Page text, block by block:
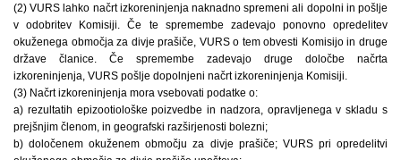
(2) VURS lahko načrt izkoreninjenja naknadno spremeni ali dopolni in pošlje
v odobritev Komisiji. Če te spremembe zadevajo ponovno opredelitev
okuženega območja za divje prašiče, VURS o tem obvesti Komisijo in druge
države članice. Če spremembe zadevajo druge določbe načrta
izkoreninjenja, VURS pošlje dopolnjeni načrt izkoreninjenja Komisiji.
(3) Načrt izkoreninjenja mora vsebovati podatke o:
a) rezultatih epizootiološke poizvedbe in nadzora, opravljenega v skladu s
prejšnjim členom, in geografski razširjenosti bolezni;
b) določenem okuženem območju za divje prašiče; VURS pri opredelitvi